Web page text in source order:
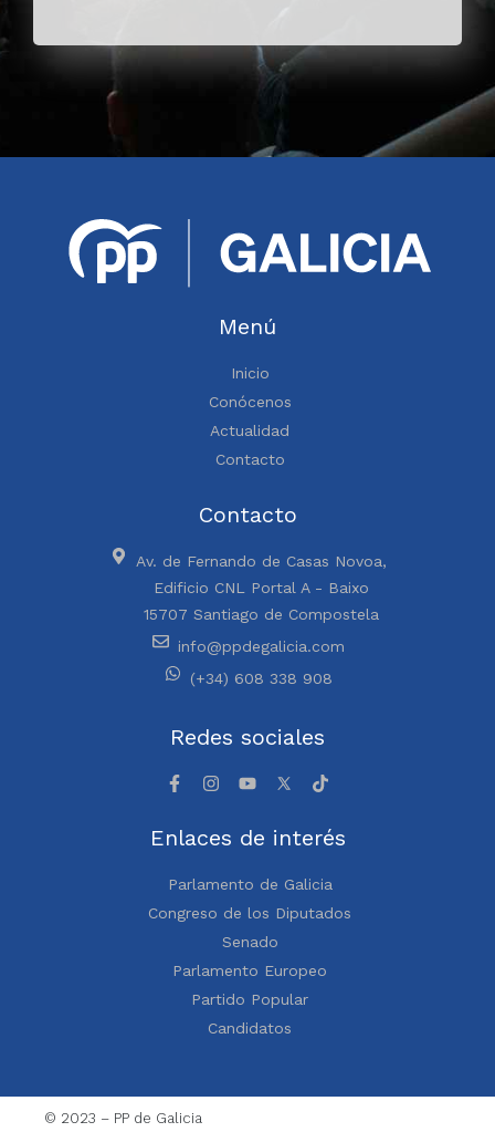
Menú
Inicio
Conócenos
Actualidad
Contacto
Contacto
Av. de Fernando de Casas Novoa,
Edificio CNL Portal A - Baixo
15707 Santiago de Compostela
info@ppdegalicia.com
(+34) 608 338 908
Redes sociales
Enlaces de interés
Parlamento de Galicia
Congreso de los Diputados
Senado
Parlamento Europeo
Partido Popular
Candidatos
© 2023 – PP de Galicia